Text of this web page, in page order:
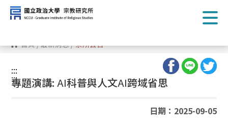
跳
到
主
容 首頁/最新消息/系所公告
:::
:::
專題演講:AI科普與人文AI跨域省思
日期：2025-09-05